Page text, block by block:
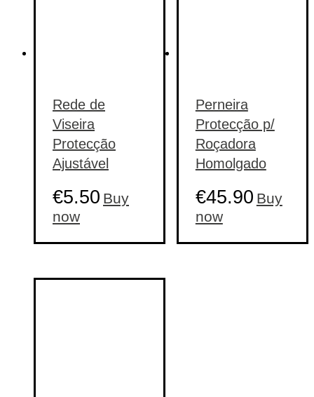
Rede de
Viseira
Protecção
Ajustável
€5.50 Buy
now
Perneira
Protecção p/
Roçadora
Homolgado
€45.90 Buy
nowThis
product